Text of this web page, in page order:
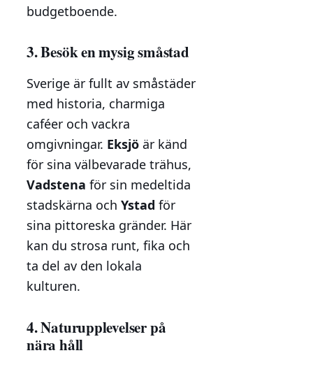
budgetboende.
3. Besök en mysig småstad
Sverige är fullt av småstäder
med historia, charmiga
caféer och vackra
omgivningar. Eksjö är känd
för sina välbevarade trähus,
Vadstena för sin medeltida
stadskärna och Ystad för
sina pittoreska gränder. Här
kan du strosa runt, fika och
ta del av den lokala
kulturen.
4. Naturupplevelser på
nära håll